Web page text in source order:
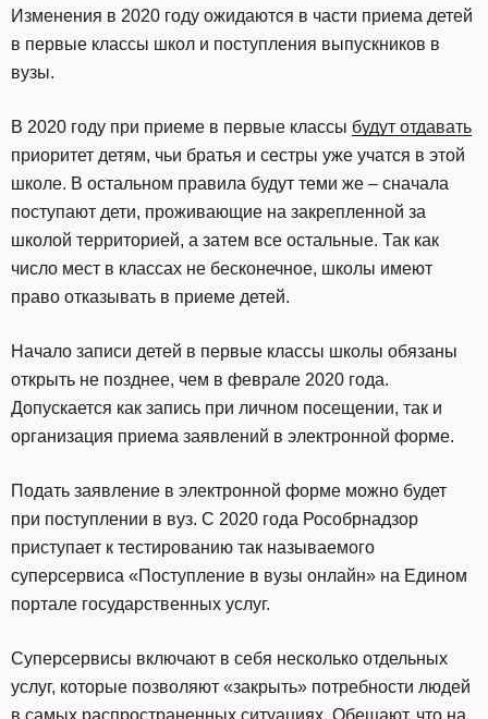
Изменения в 2020 году ожидаются в части приема детей
в первые классы школ и поступления выпускников в
вузы.
В 2020 году при приеме в первые классы будут отдавать
приоритет детям, чьи братья и сестры уже учатся в этой
школе. В остальном правила будут теми же – сначала
поступают дети, проживающие на закрепленной за
школой территорией, а затем все остальные. Так как
число мест в классах не бесконечное, школы имеют
право отказывать в приеме детей.
Начало записи детей в первые классы школы обязаны
открыть не позднее, чем в феврале 2020 года.
Допускается как запись при личном посещении, так и
организация приема заявлений в электронной форме.
Подать заявление в электронной форме можно будет
при поступлении в вуз. С 2020 года Рособрнадзор
приступает к тестированию так называемого
суперсервиса «Поступление в вузы онлайн» на Едином
портале государственных услуг.
Суперсервисы включают в себя несколько отдельных
услуг, которые позволяют «закрыть» потребности людей
в самых распространенных ситуациях. Обещают, что на